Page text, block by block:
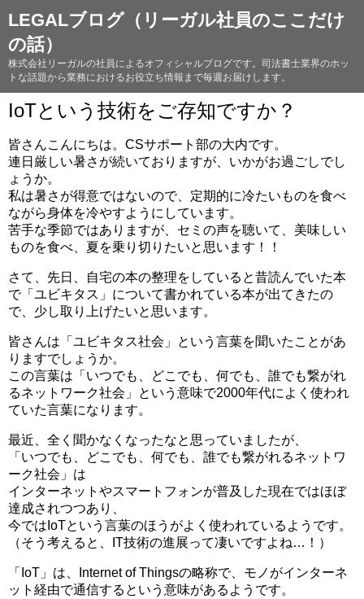
LEGALブログ（リーガル社員のここだけ
の話）
株式会社リーガルの社員によるオフィシャルブログです。司法書士業界のホッ
トな話題から業務におけるお役立ち情報まで毎週お届けします。
IoTという技術をご存知ですか？
皆さんこんにちは。CSサポート部の大内です。
連日厳しい暑さが続いておりますが、いかがお過ごしでし
ょうか。
私は暑さが得意ではないので、定期的に冷たいものを食べ
ながら身体を冷やすようにしています。
苦手な季節ではありますが、セミの声を聴いて、美味しい
ものを食べ、夏を乗り切りたいと思います！！
さて、先日、自宅の本の整理をしていると昔読んでいた本
で「ユビキタス」について書かれている本が出てきたの
で、少し取り上げたいと思います。
皆さんは「ユビキタス社会」という言葉を聞いたことがあ
りますでしょうか。
この言葉は「いつでも、どこでも、何でも、誰でも繋がれ
るネットワーク社会」という意味で2000年代によく使われ
ていた言葉になります。
最近、全く聞かなくなったなと思っていましたが、
「いつでも、どこでも、何でも、誰でも繋がれるネットワ
ーク社会」は
インターネットやスマートフォンが普及した現在ではほぼ
達成されつつあり、
今ではIoTという言葉のほうがよく使われているようです。
（そう考えると、IT技術の進展って凄いですよね…！）
「IoT」は、Internet of Thingsの略称で、モノがインターネ
ット経由で通信するという意味があるようです。